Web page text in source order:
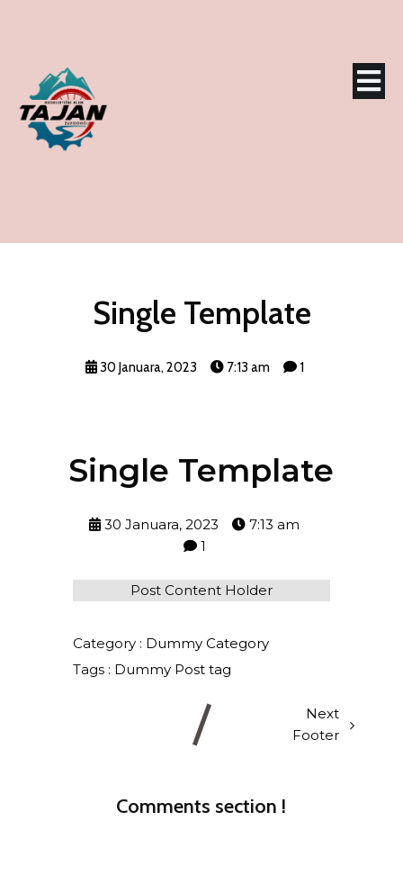
Single Template
30 Januara, 2023 7:13 am 1
Single Template
30 Januara, 2023
7:13 am
1
Post Content Holder
Category : Dummy Category
Tags : Dummy Post tag
Next
Footer
Comments section !